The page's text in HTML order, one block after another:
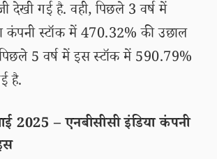
देखी गई है. वही, पिछले 3 वर्ष में
कंपनी स्टॉक में 470.32% की उछाल
5 वर्ष में इस स्टॉक में 590.79%
है.
2025 – एनबीसीसी इंडिया कंपनी